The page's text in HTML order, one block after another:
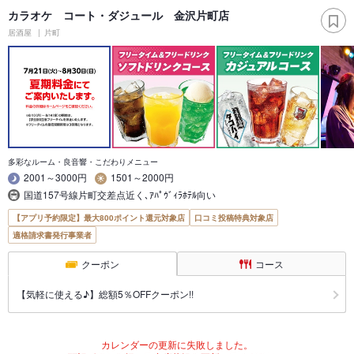
カラオケ コート・ダジュール 金沢片町店
居酒屋 片町
多彩なルーム・良音響・こだわりメニュー
2001～3000円
1501～2000円
国道157号線片町交差点近く､ｱﾊﾟｳﾞｨﾗﾎﾃﾙ向い
【アプリ予約限定】最大800ポイント還元対象店
口コミ投稿特典対象店
適格請求書発行事業者
クーポン コース
【気軽に使える♪】総額5％OFFクーポン!!
カレンダーの更新に失敗しました。